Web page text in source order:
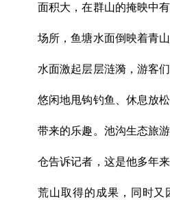
面积大，在群山的掩映中
场所，鱼塘水面倒映着青
水面激起层层涟漪，游客
悠闲地甩钩钓鱼、休息放
带来的乐趣。池沟生态旅
仓告诉记者，这是他多年
荒山取得的成果，同时又